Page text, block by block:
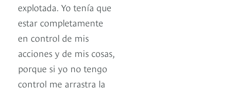
explotada. Yo tenía que
estar completamente
en control de mis
acciones y de mis cosas,
porque si yo no tengo
control me arrastra la